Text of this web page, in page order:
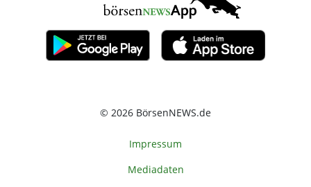
© 2026 BörsenNEWS.de
Impressum
Mediadaten